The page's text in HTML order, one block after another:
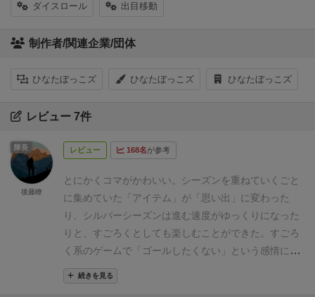
ダイスロール 出目移動
制作者/関連企業/団体
ひなたぼっこズ ひなたぼっこズ ひなたぼっこズ
レビュー 7件
レビュー 168名が参考
とにかくコマがかわいい。シーズンを重ねていくごと
に集めていた「アイテム」が「思い出」に変わった
り、シルバーシーズンは進む速度がゆっくりになった
りと、すごろくとしても楽しむことができた。すごろ
く系のゲームで「ゴールしたくない」という感情にな
ったのは初めてで新鮮だった。
続きを見る
隊長
後藤瞭